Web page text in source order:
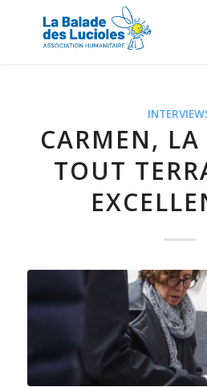
CARMEN,
TOUT